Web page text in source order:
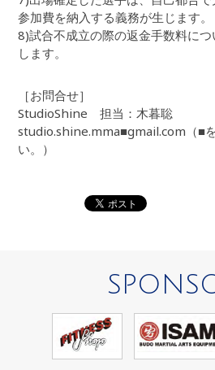
参加費を納入する義務が生じます。
8)試合不成立の際の返金手数料に
します。
［お問合せ］
StudioShine 担当：木暮聡
studio.shine.mma■gmail.com（■
い。）